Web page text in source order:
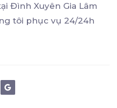
Đình Xuyên Gia Lâm
tôi phục vụ 24/24h